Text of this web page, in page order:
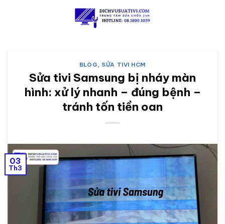
BLOG, SỬA TIVI HCM
Sửa tivi Samsung bị nháy màn
hình: xử lý nhanh – đúng bệnh –
tránh tốn tiền oan
03
Th3